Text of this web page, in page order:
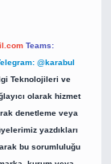
Teams:
@karabul
Teknolojileri ve
olarak hizmet
denetleme veya
yazdıkları
bu sorumluluğu